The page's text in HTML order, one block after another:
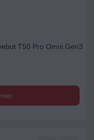
T50 Pro Omni Gen3